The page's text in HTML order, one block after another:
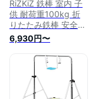
RiZKiZ 鉄棒 室内 子
供 耐荷重100kg 折
りたたみ鉄棒 安全
SGマーク 家庭用 ト
レーニング 子ども 3
才〜 逆上がり ぶら
下がり てつぼう 折
り畳み 男の子 女の
子 保育園 幼稚園 小
6,930円〜